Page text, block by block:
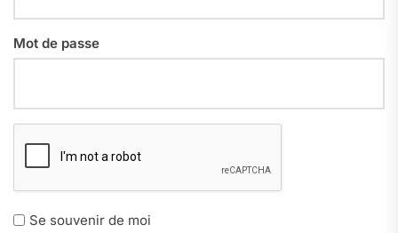
Mot de passe
Se souvenir de moi